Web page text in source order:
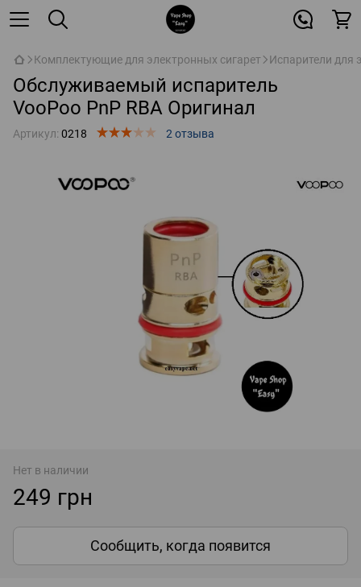
Комплектующие для электронных сигарет Испарители для
Обслуживаемый испаритель
VooPoo PnP RBA Оригинал
Артикул: 0218 2 отзыва
Нет в наличии
249 грн
Сообщить, когда появится